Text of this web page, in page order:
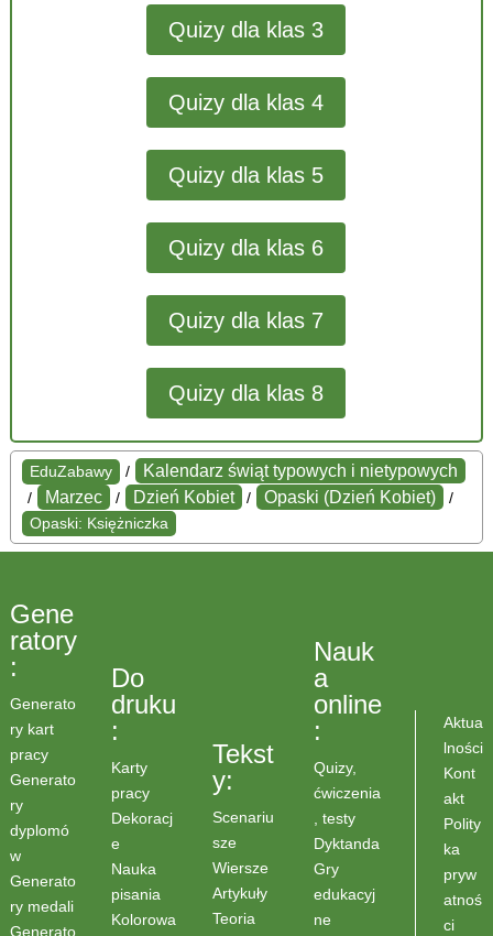
Quizy dla klas 3
Quizy dla klas 4
Quizy dla klas 5
Quizy dla klas 6
Quizy dla klas 7
Quizy dla klas 8
EduZabawy / Kalendarz świąt typowych i nietypowych
/ Marzec / Dzień Kobiet / Opaski (Dzień Kobiet)
/
Opaski: Księżniczka
Gene
ratory
:
Generato
ry kart
pracy
Generato
ry
dyplomó
w
Generato
ry medali
Generato
Do
druku
:
Karty
pracy
Dekoracj
e
Nauka
pisania
Kolorowa
Tekst
y:
Scenariu
sze
Wiersze
Artykuły
Teoria
Nauk
a
online
:
Quizy,
ćwiczenia
, testy
Dyktanda
Gry
edukacyj
ne
Aktua
lności
Kont
akt
Polity
ka
pryw
atnoś
ci